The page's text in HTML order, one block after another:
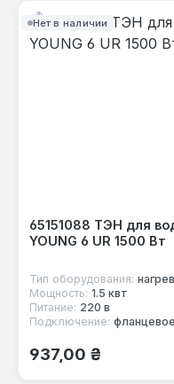
Нет в наличии
65151088 ТЭН для
YOUNG 6 UR 1500 Вт
Тип оборудования:
Мощность: 1.5 квт
Питание: 220 в
Подключение: фланцевое
Обычная цена:
937,00 ₴